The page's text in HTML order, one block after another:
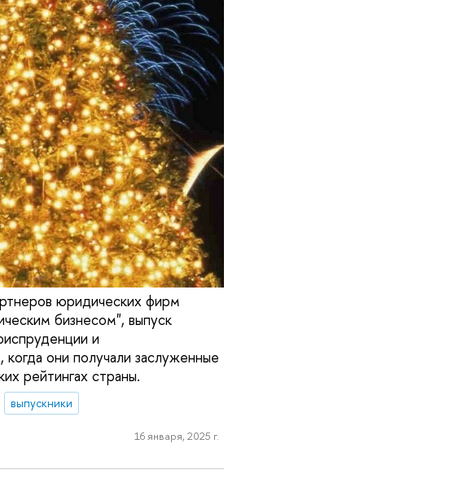
юридических фирм
бизнесом", выпуск
и
они получали заслуженные
рейтингах страны.
выпускники
16 января, 2025 г.